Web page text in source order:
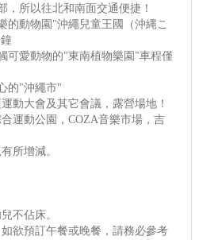
，所以往北和南面交通便捷！
的動物園"沖繩兒童王國（沖縄こ
可愛動物的"東南植物樂園"車程僅
的"沖繩市"
動大會及其它會議，露營場地！
運動公園，COZA音樂市場，吉
所增減。
不佔床。
欲預訂午餐或晚餐，請務必參考